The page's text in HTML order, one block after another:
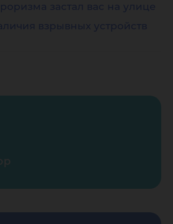
застал вас на улице
взрывных устройств